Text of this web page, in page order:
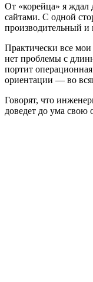
От «корейца» я ждал
сайтами. С одной
производительный и
Практически все
нет проблемы с
портит
ориентации — во
Говорят, что
доведет до ума свою